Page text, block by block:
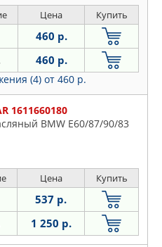
Цена Купить
460 р.
460 р.
(4) от 460 р.
1611660180
BMW E60/87/90/83
Цена Купить
537 р.
1 250 р.